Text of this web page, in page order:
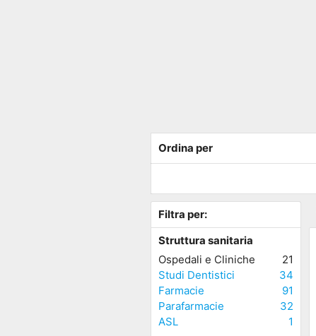
Ordina per
Filtra per:
Struttura sanitaria
Ospedali e Cliniche
21
Studi Dentistici
34
Farmacie
91
Parafarmacie
32
ASL
1